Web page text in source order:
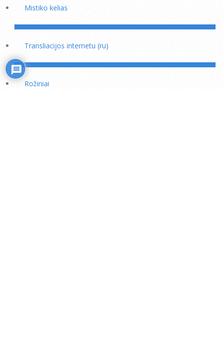
Mistiko kelias
Transliacijos internetu (ru)
Rožiniai